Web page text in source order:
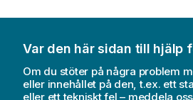
Var den här sidan till hjälp
Om du stöter på några problem
eller innehållet på den, t.ex. ett
eller ett tekniskt fel – meddela